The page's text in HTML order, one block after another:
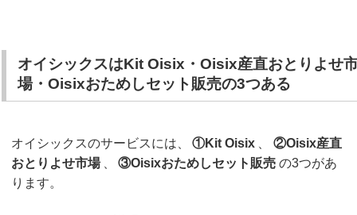
オイシックスはKit Oisix・Oisix産直おとりよせ
場・Oisixおためしセット販売の3つある
オイシックスのサービスには、 ①Kit Oisix
②Oisix産直
おとりよせ市場
③Oisixおためしセット販売 の3つがあ
ります。